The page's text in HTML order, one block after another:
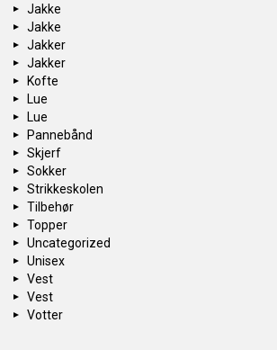
Jakke
Jakke
Jakker
Jakker
Kofte
Lue
Lue
Pannebånd
Skjerf
Sokker
Strikkeskolen
Tilbehør
Topper
Uncategorized
Unisex
Vest
Vest
Votter